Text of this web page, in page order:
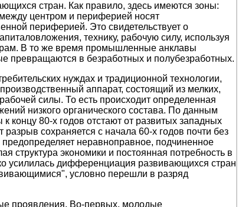
стран. Как правило, здесь имеются зоны:
центром и периферией носят
периферией. Это свидетельствует о
технику, рабочую силу, используя
В то же время промышленные анклавы
превращаются в безработных и полубезработных.
нуждах и традиционной технологии,
аппарат, состоящий из мелких,
силы. То есть происходит определенная
низкого органического состава. По данным
80-х годов отстают от развитых западных
сохраняется с начала 60-х годов почти без
предопределяет неравноправное, подчиненное
структура экономики и постоянная потребность в
усилилась дифференциация развивающихся стран
условно перешли в разряд
проявления. Во-первых, молодые